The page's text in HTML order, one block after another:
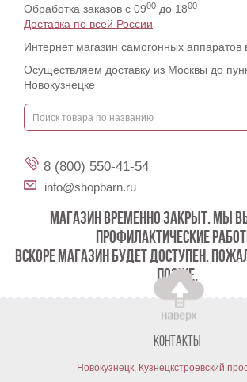
Обработка заказов с 0900 до 1800
Доставка по всей России
Интернет магазин самогонных аппаратов
Осуществляем доставку из Москвы до
Новокузнецке
8 (800) 550-41-54
info@shopbarn.ru
МАГАЗИН ВРЕМЕННО ЗАКРЫТ. МЫ
ПРОФИЛАКТИЧЕСКИЕ
ВСКОРЕ МАГАЗИН БУДЕТ ДОСТУПЕН.
ПОЗЖЕ.
Контакты
Новокузнецк, Кузнецкстроевский